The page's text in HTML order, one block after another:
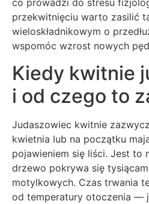
co prowadzi do stresu
przekwitnięciu warto zasilić
wieloskładnikowym o
wspomóc wzrost nowych
Kiedy kwitnie
i od czego to
Judaszowiec kwitnie
kwietnia lub na początku
pojawieniem się liści. Jest to
drzewo pokrywa się
motylkowych. Czas trwania
od temperatury otoczenia —